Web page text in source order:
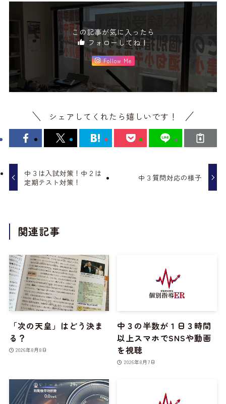
この記事が気に入ったら
フォローしてね！
Follow Me
シェアしてくれたら嬉しいです！
中３は入試対策！中２は
定期テスト対策！
中３質問対応の様子
関連記事
「次の天皇」はどう決ま
る？
2026年8月8日
中３の半数が１日３時間
以上スマホでSNSや動画
を視聴
2026年8月7日